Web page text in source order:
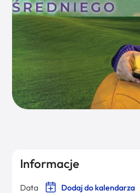
Informacje
Data Dodaj do kalendarza